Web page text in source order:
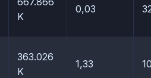
K
0,03
363.026
K
1,33